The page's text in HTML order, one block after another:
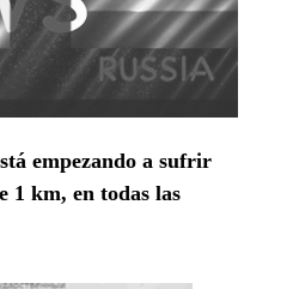
empezando a sufrir
1 km, en todas las